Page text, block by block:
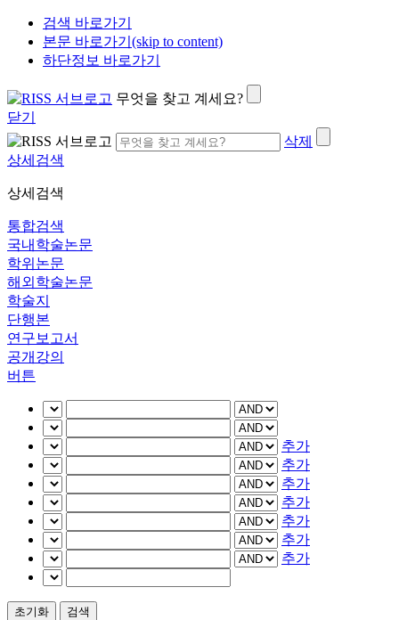
검색 바로가기
본문 바로가기(skip to content)
하단정보 바로가기
무엇을 찾고 계세요?
닫기
삭제
상세검색
상세검색
통합검색
국내학술논문
학위논문
해외학술논문
학술지
단행본
연구보고서
공개강의
버튼
추가
추가
추가
추가
추가
추가
추가